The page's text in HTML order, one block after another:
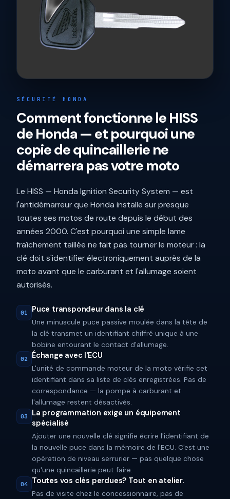
SÉCURITÉ HONDA
Comment fonctionne le HISS
de Honda — et pourquoi une
copie de quincaillerie ne
démarrera pas votre moto
Le HISS — Honda Ignition Security System — est
l'antidémarreur que Honda installe sur presque
toutes ses motos de route depuis le début des
années 2000. C'est pourquoi une simple lame
fraîchement taillée ne fait pas tourner le moteur : la
clé doit s'identifier électroniquement auprès de la
moto avant que le carburant et l'allumage soient
autorisés.
01 Puce transpondeur dans la clé
Une minuscule puce passive moulée dans la tête de
la clé transmet un identifiant chiffré unique à une
bobine entourant le contact d'allumage.
02 Échange avec l'ECU
L'unité de commande moteur de la moto vérifie cet
identifiant dans sa liste de clés enregistrées. Pas de
correspondance — la pompe à carburant et
l'allumage restent désactivés.
03
La programmation exige un équipement
spécialisé
Ajouter une nouvelle clé signifie écrire l'identifiant de
la nouvelle puce dans la mémoire de l'ECU. C'est une
opération de niveau serrurier — pas quelque chose
qu'une quincaillerie peut faire.
04 Toutes vos clés perdues? Tout en atelier.
Pas de visite chez le concessionnaire, pas de